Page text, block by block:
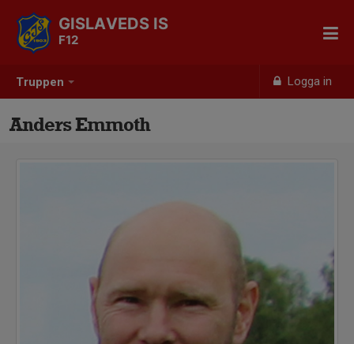
Truppen Logga in
GISLAVEDS IS
F12
Anders Emmoth